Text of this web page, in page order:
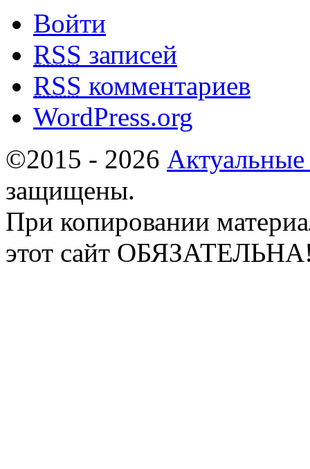
Войти
RSS записей
RSS комментариев
WordPress.org
©2015 - 2026
защищены.
При копировании
этот сайт